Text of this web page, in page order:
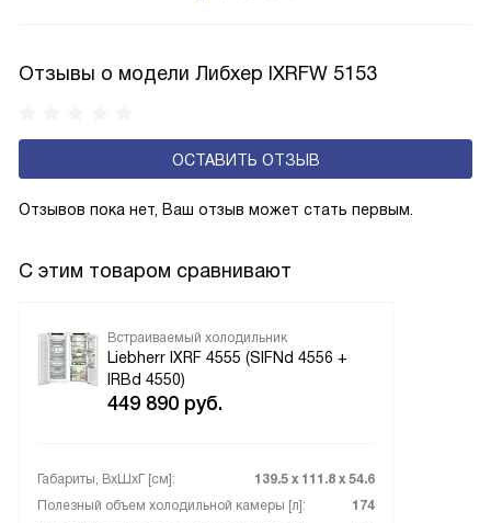
Отзывы о модели Либхер IXRFW 5153
ОСТАВИТЬ ОТЗЫВ
Отзывов пока нет, Ваш отзыв может стать первым.
С этим товаром сравнивают
Встраиваемый холодильник
Liebherr IXRF 4555 (SIFNd 4556 +
IRBd 4550)
449 890 руб.
Габариты, ВxШxГ [см]:
139.5 х 111.8 х 54.6
Полезный объем холодильной камеры [л]:
174